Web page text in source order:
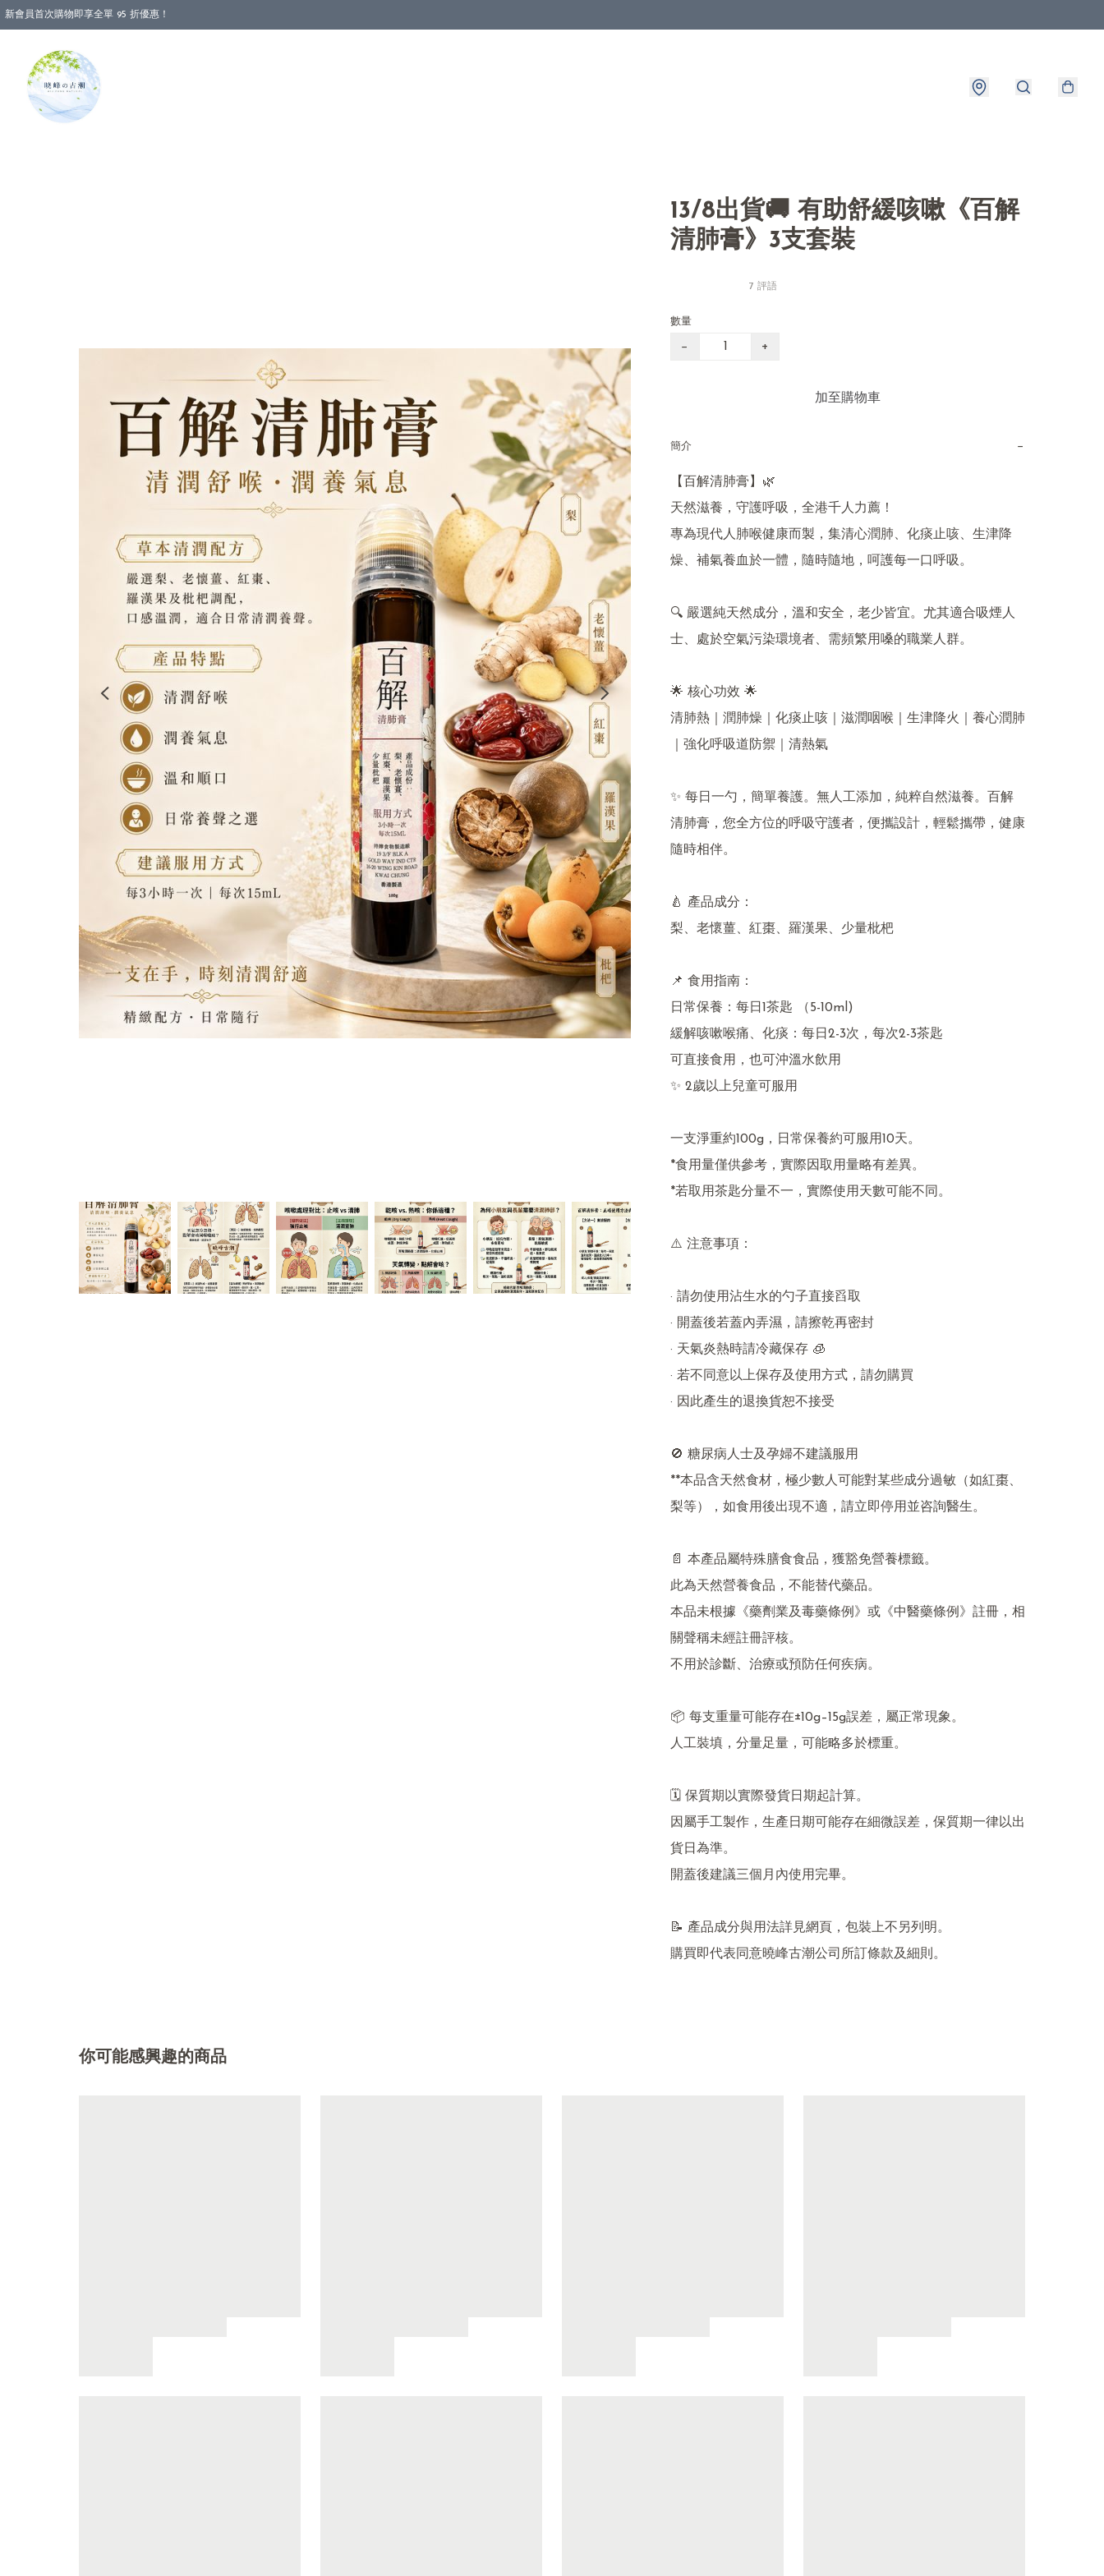
新會員首次購物即享全單 95 折優惠！
13/8出貨🚚 有助舒緩咳嗽《百解
清肺膏》3支套裝
7 評語
數量
− +
加至購物車
簡介 −
【百解清肺膏】🌿
天然滋養，守護呼吸，全港千人力薦！
專為現代人肺喉健康而製，集清心潤肺、化痰止咳、生津降
燥、補氣養血於一體，隨時隨地，呵護每一口呼吸。
🔍 嚴選純天然成分，溫和安全，老少皆宜。尤其適合吸煙人
士、處於空氣污染環境者、需頻繁用嗓的職業人群。
🌟 核心功效 🌟
清肺熱｜潤肺燥｜化痰止咳｜滋潤咽喉｜生津降火｜養心潤肺
｜強化呼吸道防禦｜清熱氣
✨ 每日一勺，簡單養護。無人工添加，純粹自然滋養。百解
清肺膏，您全方位的呼吸守護者，便攜設計，輕鬆攜帶，健康
隨時相伴。
🍐 產品成分：
梨、老懷薑、紅棗、羅漢果、少量枇杷
📌 食用指南：
日常保養：每日1茶匙 （5-10ml)
緩解咳嗽喉痛、化痰：每日2-3次，每次2-3茶匙
可直接食用，也可沖溫水飲用
✨ 2歲以上兒童可服用
一支淨重約100g，日常保養約可服用10天。
*食用量僅供參考，實際因取用量略有差異。
*若取用茶匙分量不一，實際使用天數可能不同。
⚠️ 注意事項：
· 請勿使用沾生水的勺子直接舀取
· 開蓋後若蓋內弄濕，請擦乾再密封
· 天氣炎熱時請冷藏保存 🧊
· 若不同意以上保存及使用方式，請勿購買
· 因此產生的退換貨恕不接受
🚫 糖尿病人士及孕婦不建議服用
**本品含天然食材，極少數人可能對某些成分過敏（如紅棗、
梨等），如食用後出現不適，請立即停用並咨詢醫生。
📄 本產品屬特殊膳食食品，獲豁免營養標籤。
此為天然營養食品，不能替代藥品。
本品未根據《藥劑業及毒藥條例》或《中醫藥條例》註冊，相
關聲稱未經註冊評核。
不用於診斷、治療或預防任何疾病。
📦 每支重量可能存在±10g–15g誤差，屬正常現象。
人工裝填，分量足量，可能略多於標重。
🗓 保質期以實際發貨日期起計算。
因屬手工製作，生產日期可能存在細微誤差，保質期一律以出
貨日為準。
開蓋後建議三個月內使用完畢。
📝 產品成分與用法詳見網頁，包裝上不另列明。
你可能感興趣的商品